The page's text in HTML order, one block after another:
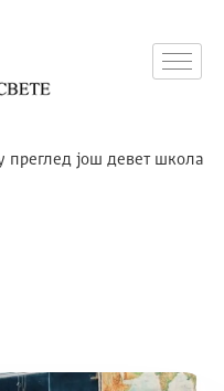
преглед још девет школа